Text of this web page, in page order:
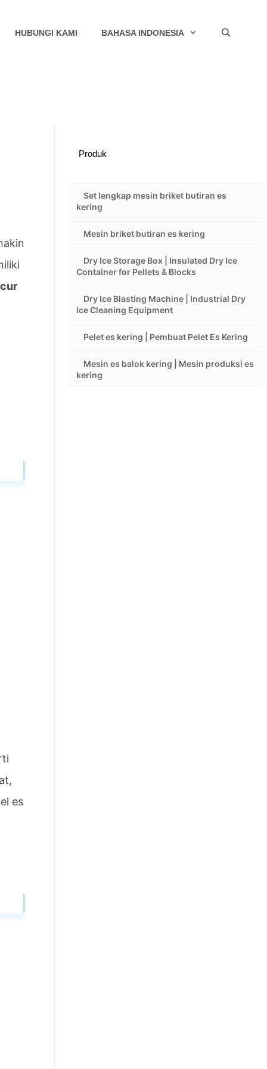
HUBUNGI KAMI BAHASA INDONESIA
es
Produk
Set lengkap mesin briket butiran es
kering
Mesin briket butiran es kering
Dry Ice Storage Box | Insulated Dry Ice
Container for Pellets & Blocks
Dry Ice Blasting Machine | Industrial Dry
Ice Cleaning Equipment
Pelet es kering | Pembuat Pelet Es Kering
Mesin es balok kering | Mesin produksi es
kering